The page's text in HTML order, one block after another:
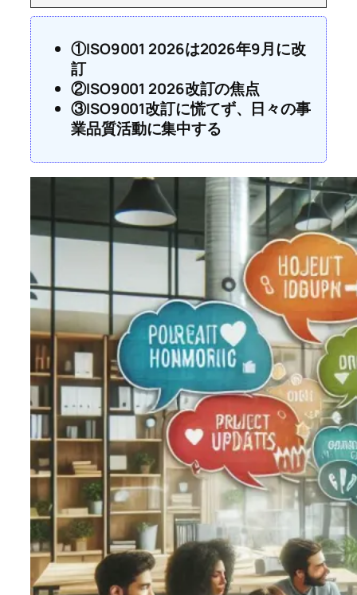
①ISO9001 2026は2026年9月に改
訂
②ISO9001 2026改訂の焦点
③ISO9001改訂に慌てず、日々の事
業品質活動に集中する